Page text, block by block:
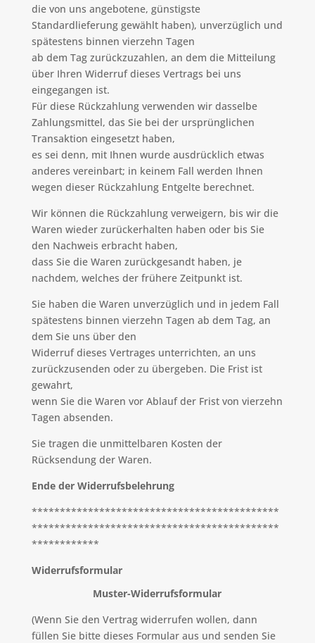
die von uns angebotene, günstigste
Standardlieferung gewählt haben), unverzüglich und
spätestens binnen vierzehn Tagen
ab dem Tag zurückzuzahlen, an dem die Mitteilung
über Ihren Widerruf dieses Vertrags bei uns
eingegangen ist.
Für diese Rückzahlung verwenden wir dasselbe
Zahlungsmittel, das Sie bei der ursprünglichen
Transaktion eingesetzt haben,
es sei denn, mit Ihnen wurde ausdrücklich etwas
anderes vereinbart; in keinem Fall werden Ihnen
wegen dieser Rückzahlung Entgelte berechnet.
Wir können die Rückzahlung verweigern, bis wir die
Waren wieder zurückerhalten haben oder bis Sie
den Nachweis erbracht haben,
dass Sie die Waren zurückgesandt haben, je
nachdem, welches der frühere Zeitpunkt ist.
Sie haben die Waren unverzüglich und in jedem Fall
spätestens binnen vierzehn Tagen ab dem Tag, an
dem Sie uns über den
Widerruf dieses Vertrages unterrichten, an uns
zurückzusenden oder zu übergeben. Die Frist ist
gewahrt,
wenn Sie die Waren vor Ablauf der Frist von vierzehn
Tagen absenden.
Sie tragen die unmittelbaren Kosten der
Rücksendung der Waren.
Ende der Widerrufsbelehrung
********************************************
********************************************
************
Widerrufsformular
Muster-Widerrufsformular
(Wenn Sie den Vertrag widerrufen wollen, dann
füllen Sie bitte dieses Formular aus und senden Sie